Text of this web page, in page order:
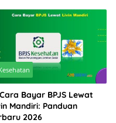
Bayar BPJS Lewat
Mandiri: Panduan
2026